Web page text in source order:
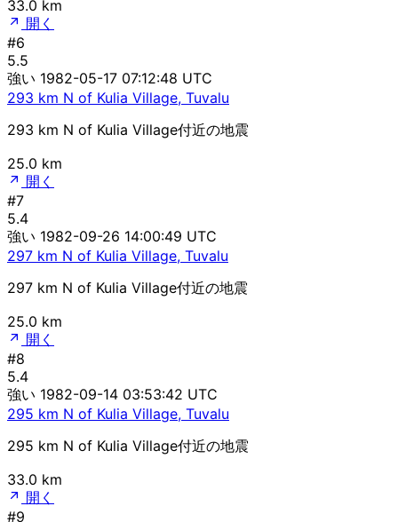
33.0 km
開く
#6
5.5
強い 1982-05-17 07:12:48 UTC
293 km N of Kulia Village, Tuvalu
293 km N of Kulia Village付近の地震
25.0 km
開く
#7
5.4
強い 1982-09-26 14:00:49 UTC
297 km N of Kulia Village, Tuvalu
297 km N of Kulia Village付近の地震
25.0 km
開く
#8
5.4
強い 1982-09-14 03:53:42 UTC
295 km N of Kulia Village, Tuvalu
295 km N of Kulia Village付近の地震
33.0 km
開く
#9